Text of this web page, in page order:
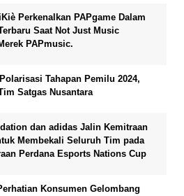
Perkenalkan PAPgame Dalam
Saat Not Just Music
PAPmusic.
Tahapan Pemilu 2024,
Satgas Nusantara
dan adidas Jalin Kemitraan
Membekali Seluruh Tim pada
Perdana Esports Nations Cup
Konsumen Gelombang